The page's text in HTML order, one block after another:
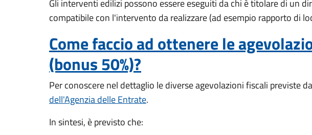
Gli interventi edilizi possono essere eseguiti da chi è titolare di un
compatibile con l'intervento da realizzare (ad esempio rapporto di
Come faccio ad ottenere le
(bonus 50%)?
Per conoscere nel dettaglio le diverse agevolazioni fiscali previste
dell'Agenzia delle Entrate.
In sintesi, è previsto che: